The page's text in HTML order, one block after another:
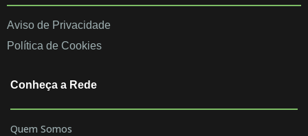
Aviso de Privacidade
Política de Cookies
Conheça a Rede
Quem Somos